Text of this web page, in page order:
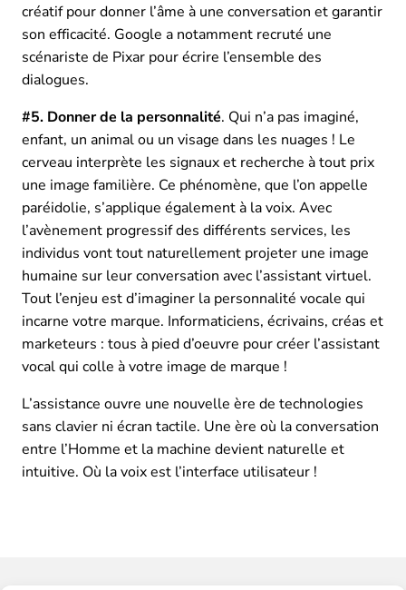
créatif pour donner l’âme à une conversation et garantir
son efficacité. Google a notamment recruté une
scénariste de Pixar pour écrire l’ensemble des
dialogues.
#5. Donner de la personnalité. Qui n’a pas imaginé,
enfant, un animal ou un visage dans les nuages ! Le
cerveau interprète les signaux et recherche à tout prix
une image familière. Ce phénomène, que l’on appelle
paréidolie, s’applique également à la voix. Avec
l’avènement progressif des différents services, les
individus vont tout naturellement projeter une image
humaine sur leur conversation avec l’assistant virtuel.
Tout l’enjeu est d’imaginer la personnalité vocale qui
incarne votre marque. Informaticiens, écrivains, créas et
marketeurs : tous à pied d’oeuvre pour créer l’assistant
vocal qui colle à votre image de marque !
L’assistance ouvre une nouvelle ère de technologies
sans clavier ni écran tactile. Une ère où la conversation
entre l’Homme et la machine devient naturelle et
intuitive. Où la voix est l’interface utilisateur !